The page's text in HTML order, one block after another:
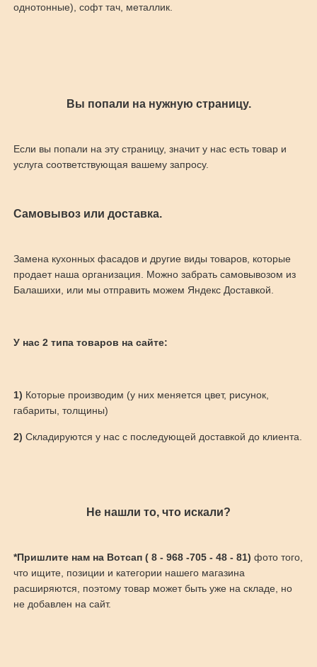
однотонные), софт тач, металлик.
Вы попали на нужную страницу.
Если вы попали на эту страницу, значит у нас есть товар и
услуга соответствующая вашему запросу.
Самовывоз или доставка.
Замена кухонных фасадов и другие виды товаров, которые
продает наша организация. Можно забрать самовывозом из
Балашихи, или мы отправить можем Яндекс Доставкой.
У нас 2 типа товаров на сайте:
1) Которые производим (у них меняется цвет, рисунок,
габариты, толщины)
2) Складируются у нас с последующей доставкой до клиента.
Не нашли то, что искали?
*Пришлите нам на Вотсап ( 8 - 968 -705 - 48 - 81) фото того,
что ищите, позиции и категории нашего магазина
расширяются, поэтому товар может быть уже на складе, но
не добавлен на сайт.